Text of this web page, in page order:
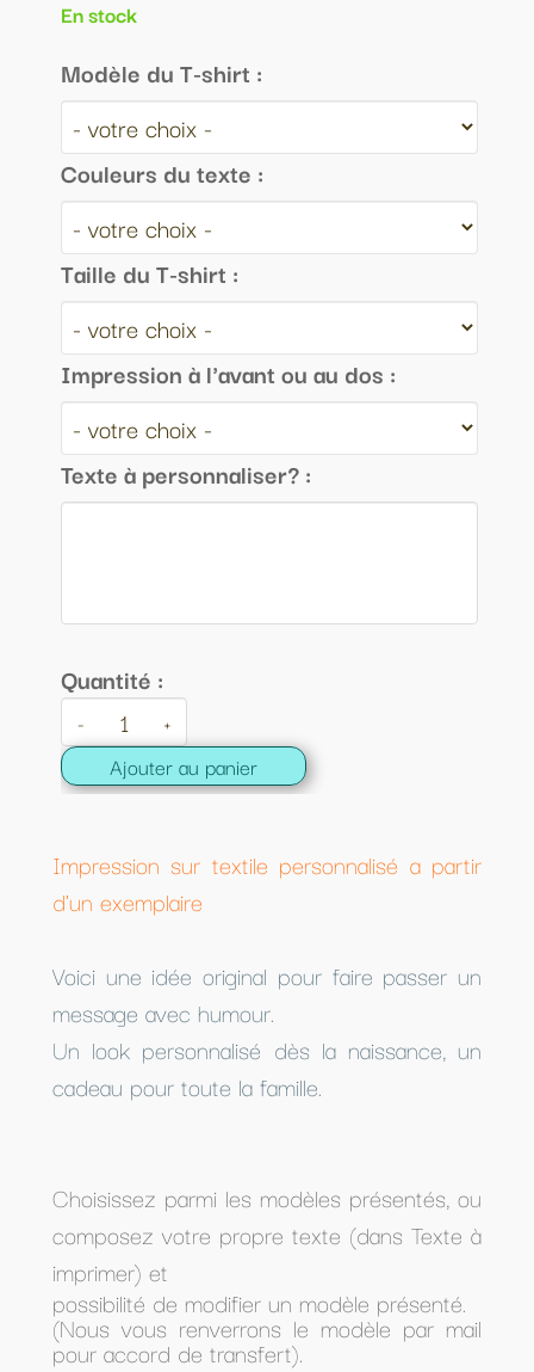
En stock
Modèle du T-shirt :
Couleurs du texte :
Taille du T-shirt :
Impression à l'avant ou au dos :
Texte à personnaliser? :
Quantité :
- +
Ajouter au panier
Impression sur textile personnalisé a partir
d'un exemplaire
Voici une idée original pour faire passer un
message avec humour.
Un look personnalisé dès la naissance, un
cadeau pour toute la famille.
Choisissez parmi les modèles présentés, ou
composez votre propre texte (dans Texte à
imprimer) et
possibilité de modifier un modèle présenté.
(Nous vous renverrons le modèle par mail
pour accord de transfert).